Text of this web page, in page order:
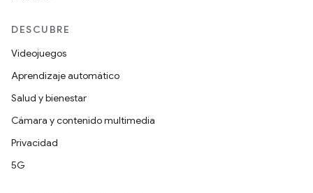
DESCUBRE
Videojuegos
Aprendizaje automático
Salud y bienestar
Cámara y contenido multimedia
Privacidad
5G